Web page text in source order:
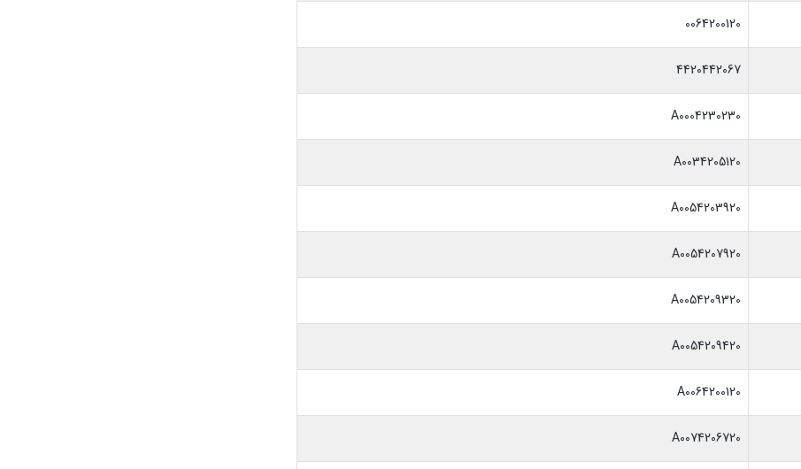
0064200120
4420442067
A0004230230
A0034205120
A0054203920
A0054207920
A0054209320
A0054209420
A0064200120
A0074206720